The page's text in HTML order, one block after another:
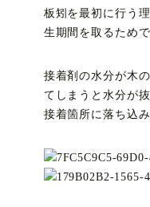
板矧を最初に行う
生期間を取るためで
接着剤の水分が木
てしまうと水分が
接着箇所に落ち込